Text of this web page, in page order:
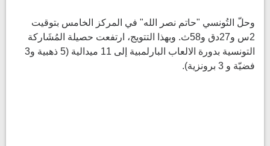
وحلّ التُونسي "حاتم نصر الله" في المركز الخامس بتوقيت
2س و27دق و58ث. وبهذا التتويج، ارتفعت حصيلة المُشَاركة
التونسية بدورة الالعاب البارلمبية إلى 11 ميدالية (5 ذهبية و3
فضيّة و 3 برونزية).